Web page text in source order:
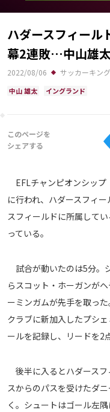
日程・結果
Schedule
ランキング
Ranking
ABEMAの視聴について
ハダースフィール
幕2連敗…中山雄
2022/08/06 サッカーキング
中山 雄太 イングランド
EFLチャンピオンシップ
に行われ、ハダースフィ
スフィールドに所属して
っている。
試合が動いたのは5分。
らスコット・ホーガンが
ーミンガムが先手を取っ
クラブに新加入したプシ
ールを記録し、リードを2
後半に入るとハダース
スからのパスを受けたダ
く。シュートはゴール左